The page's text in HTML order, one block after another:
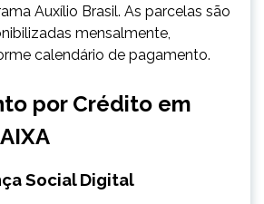
Auxílio Brasil. As parcelas são
mensalmente,
calendário de pagamento.
por Crédito em
Social Digital